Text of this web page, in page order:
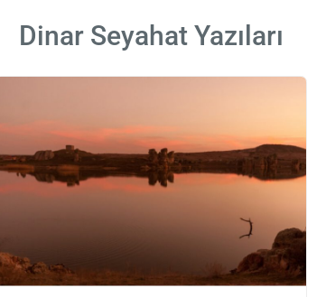
Dinar Seyahat Yazıları